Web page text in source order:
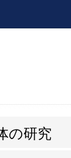
の研究